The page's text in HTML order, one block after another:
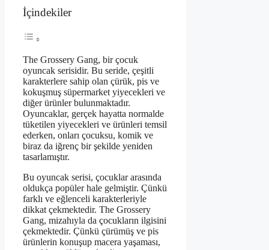
İçindekiler
The Grossery Gang, bir çocuk
oyuncak serisidir. Bu seride, çeşitli
karakterlere sahip olan çürük, pis ve
kokuşmuş süpermarket yiyecekleri ve
diğer ürünler bulunmaktadır.
Oyuncaklar, gerçek hayatta normalde
tüketilen yiyecekleri ve ürünleri temsil
ederken, onları çocuksu, komik ve
biraz da iğrenç bir şekilde yeniden
tasarlamıştır.
Bu oyuncak serisi, çocuklar arasında
oldukça popüler hale gelmiştir. Çünkü
farklı ve eğlenceli karakterleriyle
dikkat çekmektedir. The Grossery
Gang, mizahıyla da çocukların ilgisini
çekmektedir. Çünkü çürümüş ve pis
ürünlerin konuşup macera yaşaması,